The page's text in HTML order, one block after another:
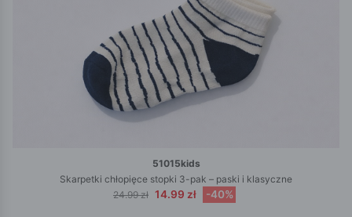
51015kids
Skarpetki chłopięce stopki 3-pak – paski i klasyczne
24.99 zł 14.99 zł -40%